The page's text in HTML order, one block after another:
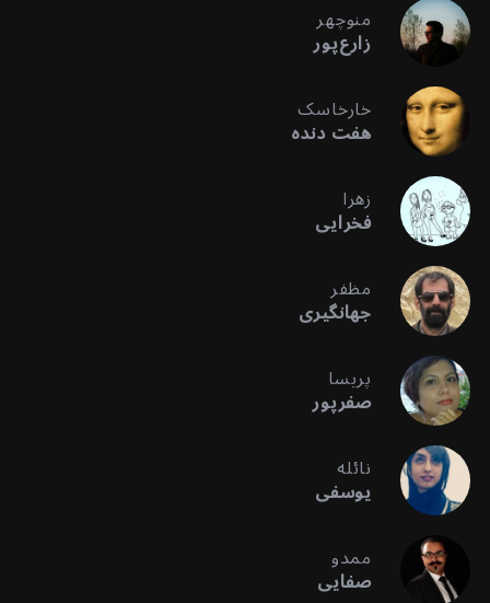
منوچهر
زارع‌پور
خارخاسک
هفت دنده
زهرا
فخرایی
مظفر
جهانگیری
پریسا
صفرپور
نائله
یوسفی
ممدو
صفایی